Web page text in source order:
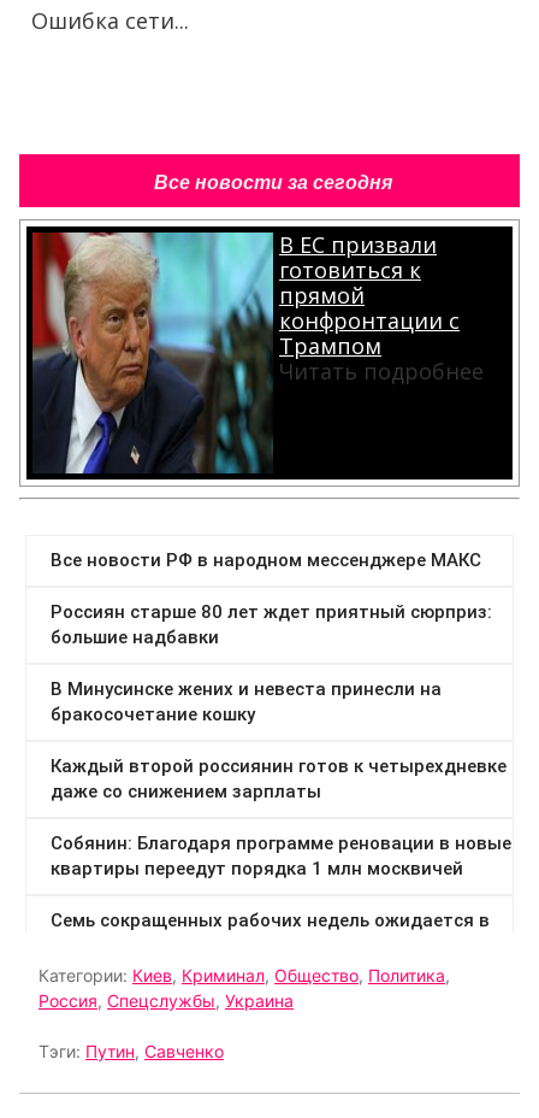
Ошибка сети...
Все новости за сегодня
В ЕС призвали
готовиться к
прямой
конфронтации с
Трампом
Читать подробнее
Категории: Киев, Криминал, Общество, Политика,
Россия, Спецслужбы, Украина
Тэги: Путин, Савченко